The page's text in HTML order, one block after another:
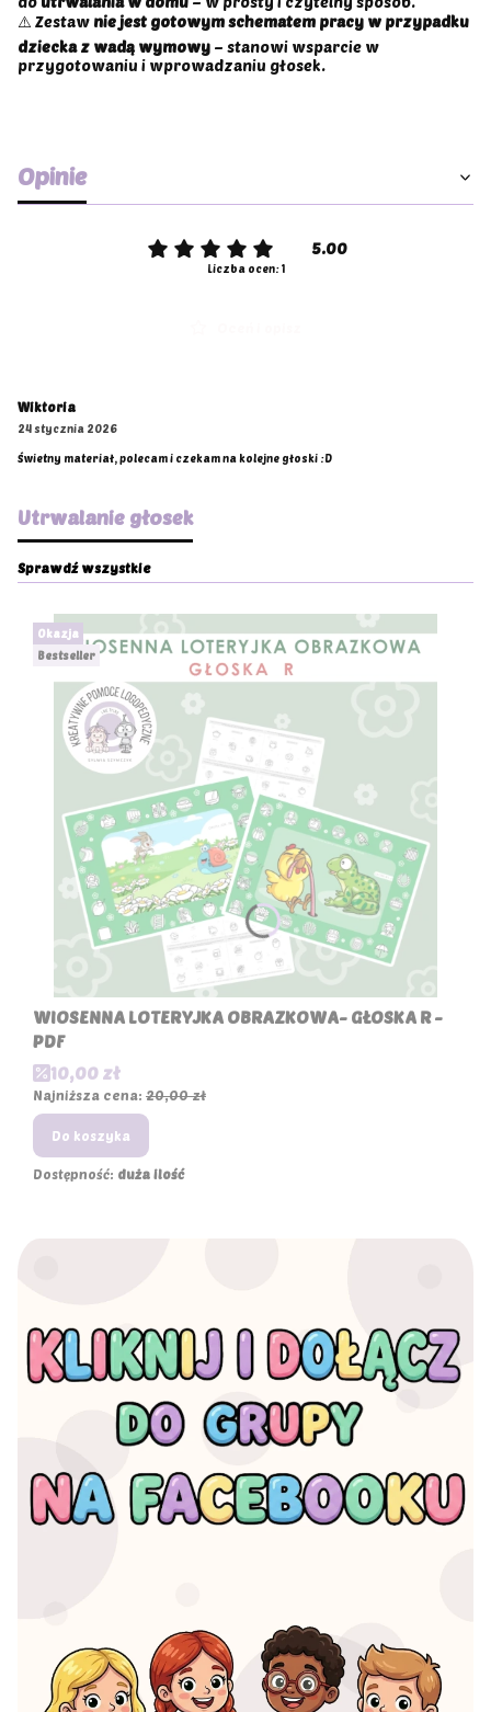
⚠️ Zestaw nie jest gotowym schematem pracy w przypadku
dziecka z wadą wymowy – stanowi wsparcie w
przygotowaniu i wprowadzaniu głosek.
Opinie
5.00
Liczba ocen: 1
Wiktoria
24 stycznia 2026
Świetny materiał, polecam i czekam na kolejne głoski :D
Utrwalanie głosek
Sprawdź wszystkie
Okazja
Bestseller
WIOSENNA LOTERYJKA OBRAZKOWA- GŁOSKA R -
PDF
Cena promocyjna
10,00 zł
Najniższa cena: 20,00 zł
Do koszyka
Dostępność: duża ilość